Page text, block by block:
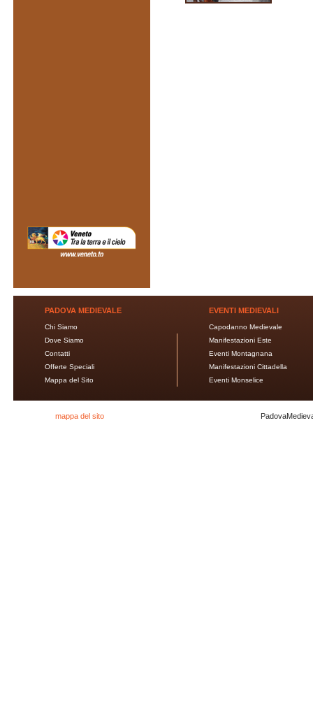
PADOVA MEDIEVALE
Chi Siamo
Dove Siamo
Contatti
Offerte Speciali
Mappa del Sito
EVENTI MEDIEVALI
Capodanno Medievale
Manifestazioni Este
Eventi Montagnana
Manifestazioni Cittadella
Eventi Monselice
mappa del sito